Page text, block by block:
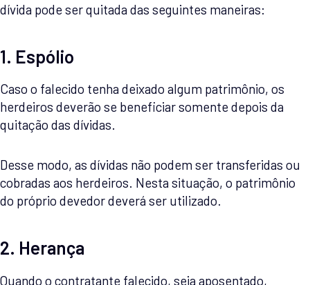
dívida pode ser quitada das seguintes maneiras:
1. Espólio
Caso o falecido tenha deixado algum patrimônio, os
herdeiros deverão se beneficiar somente depois da
quitação das dívidas.
Desse modo, as dívidas não podem ser transferidas ou
cobradas aos herdeiros. Nesta situação, o patrimônio
do próprio devedor deverá ser utilizado.
2. Herança
Quando o contratante falecido, seja aposentado,